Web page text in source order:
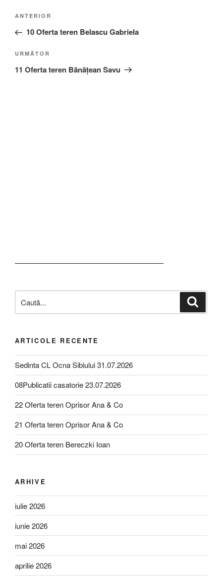
ANTERIOR
10 Oferta teren Belascu Gabriela
URMĂTOR
11 Oferta teren Bănățean Savu
ARTICOLE RECENTE
Sedinta CL Ocna Sibiului 31.07.2026
08Publicatii casatorie 23.07.2026
22 Oferta teren Oprisor Ana & Co
21 Oferta teren Oprisor Ana & Co
20 Oferta teren Bereczki Ioan
ARHIVE
iulie 2026
iunie 2026
mai 2026
aprilie 2026